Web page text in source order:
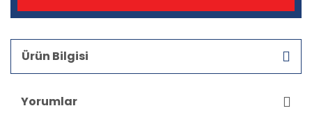
Ürün Bilgisi
Yorumlar